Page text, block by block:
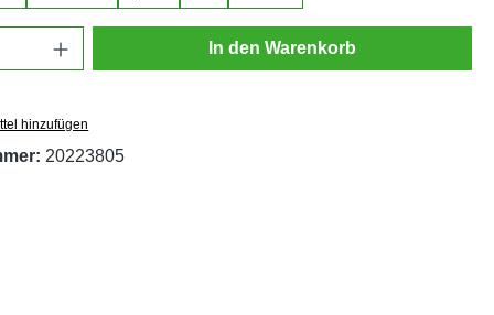
Gib den gewünschten Wert ein
In den Warenkorb
hinzufügen
20223805